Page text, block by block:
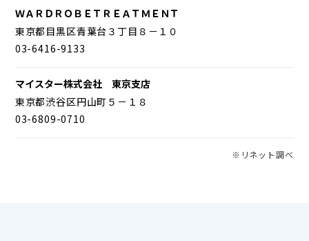
ＷＡＲＤＲＯＢＥＴＲＥＡＴＭＥＮＴ
東京都目黒区青葉台３丁目８－１０
03-6416-9133
マイスター株式会社 東京支店
東京都渋谷区円山町５－１８
03-6809-0710
※リネット調べ